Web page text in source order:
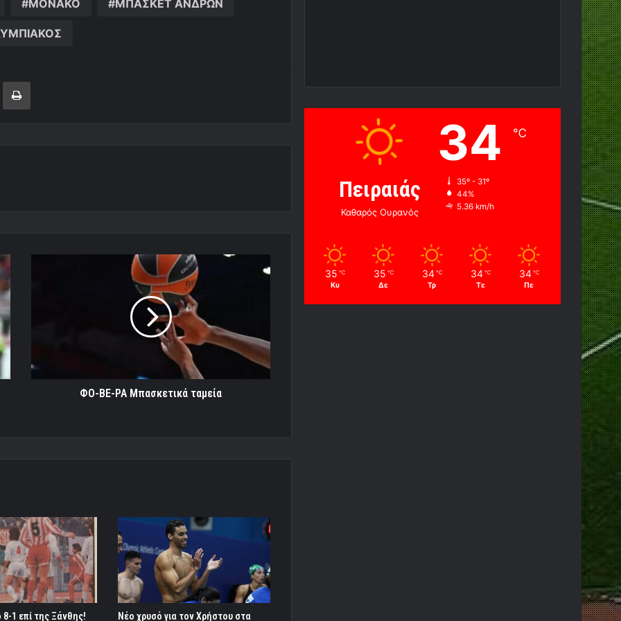
ΜΟΝΑΚΟ ΜΠΑΣΚΕΤ ΑΝΔΡΩΝ
Κοινοποίηση μέσω ηλεκτρονικού ταχυδρομείουΕκτύπωση
ΦΟ-ΒΕ-ΡΑ Μπασκετικά ταμεία
8-1 επί της Ξάνθης! Νέο χρυσό για τον Χρήστου στα
Πειραιάς
Καθαρός Ουρανός
34 ℃
35º - 31º
44%
5.36 km/h
35 ℃
Κυ
35 ℃
Δε
34 ℃
Τρ
34 ℃
Τε
34 ℃
Πε